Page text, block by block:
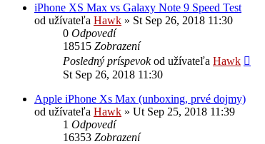
iPhone XS Max vs Galaxy Note 9 Speed Test
od užívateľa Hawk » St Sep 26, 2018 11:30
0 Odpovedí
18515 Zobrazení
Posledný príspevokod užívateľa Hawk
St Sep 26, 2018 11:30
Apple iPhone Xs Max (unboxing, prvé dojmy)
od užívateľa Hawk » Ut Sep 25, 2018 11:39
1 Odpovedí
16353 Zobrazení